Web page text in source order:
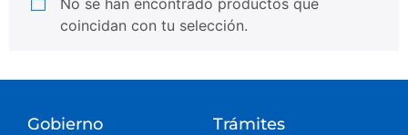
No se han encontrado productos que
coincidan con tu selección.
Gobierno Trámites